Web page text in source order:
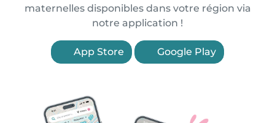
maternelles disponibles dans votre région via
notre application !
App Store Google Play